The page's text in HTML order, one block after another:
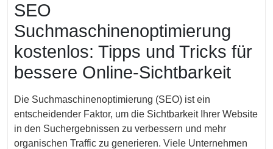
SEO
Suchmaschinenoptimierung
kostenlos: Tipps und Tricks für
bessere Online-Sichtbarkeit
Die Suchmaschinenoptimierung (SEO) ist ein
entscheidender Faktor, um die Sichtbarkeit Ihrer Website
in den Suchergebnissen zu verbessern und mehr
organischen Traffic zu generieren. Viele Unternehmen